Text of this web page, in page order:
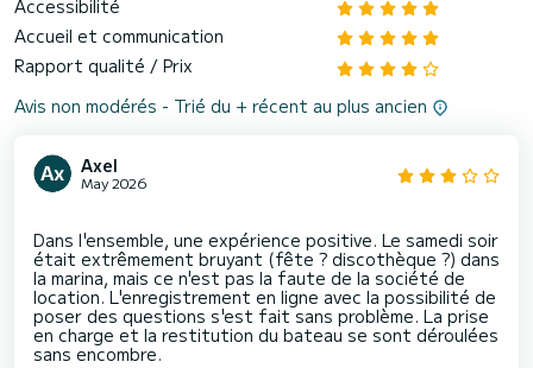
Accessibilité
Accueil et communication
Rapport qualité / Prix
Avis non modérés - Trié du + récent au plus ancien
Axel
May 2026
Dans l'ensemble, une expérience positive. Le samedi soir
était extrêmement bruyant (fête ? discothèque ?) dans
la marina, mais ce n'est pas la faute de la société de
location. L'enregistrement en ligne avec la possibilité de
poser des questions s'est fait sans problème. La prise
en charge et la restitution du bateau se sont déroulées
sans encombre.